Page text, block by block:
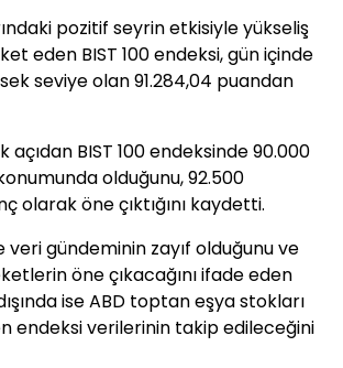
pozitif seyrin etkisiyle yükseliş
eden BIST 100 endeksi, gün içinde
seviye olan 91.284,04 puandan
BIST 100 endeksinde 90.000
olduğunu, 92.500
olarak öne çıktığını kaydetti.
veri gündeminin zayıf olduğunu ve
öne çıkacağını ifade eden
ise ABD toptan eşya stokları
endeksi verilerinin takip edileceğini